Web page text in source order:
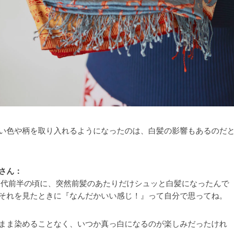
色や柄を取り入れるようになったのは、白髪の影響もあるのだと
ん：
前半の頃に、突然前髪のあたりだけシュッと白髪になったんで
れを見たときに『なんだかいい感じ！』って自分で思ってね。
ま染めることなく、いつか真っ白になるのが楽しみだったけれ